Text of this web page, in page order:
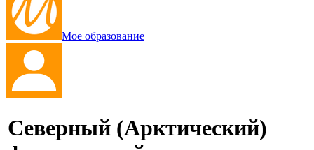
Мое образование
Северный (Арктический)